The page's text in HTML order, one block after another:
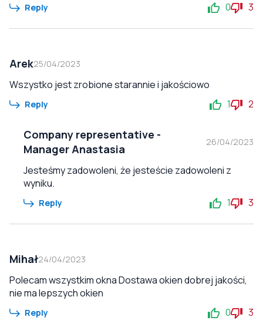
Reply 0 3
Arek25/04/2023
Wszystko jest zrobione starannie i jakościowo
Reply 1 2
Company representative -
Manager Anastasia
26/04/2023
Jesteśmy zadowoleni, że jesteście zadowoleni z
wyniku.
Reply 1 3
Mihał24/04/2023
Polecam wszystkim okna Dostawa okien dobrej jakości,
nie ma lepszych okien
Reply 0 3